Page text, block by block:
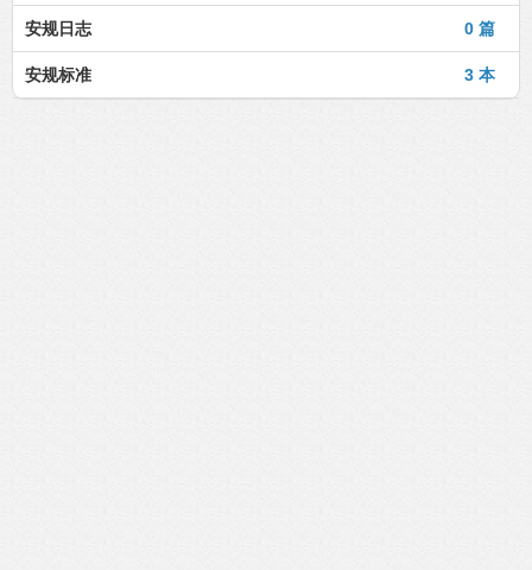
0 篇
安规日志
3 本
安规标准